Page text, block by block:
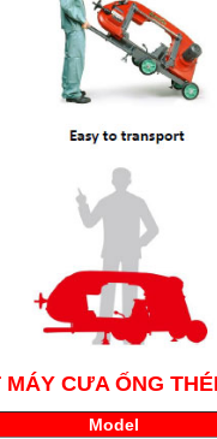
CƯA ỐNG
Model